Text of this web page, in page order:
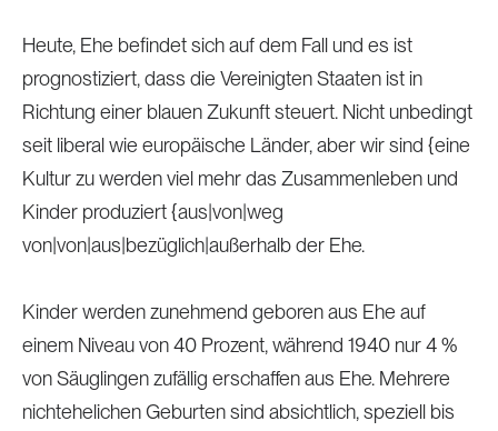
Heute, Ehe befindet sich auf dem Fall und es ist
prognostiziert, dass die Vereinigten Staaten ist in
Richtung einer blauen Zukunft steuert. Nicht unbedingt
seit liberal wie europäische Länder, aber wir sind {eine
Kultur zu werden viel mehr das Zusammenleben und
Kinder produziert {aus|von|weg
von|von|aus|bezüglich|außerhalb der Ehe.
Kinder werden zunehmend geboren aus Ehe auf
einem Niveau von 40 Prozent, während 1940 nur 4 %
von Säuglingen zufällig erschaffen aus Ehe. Mehrere
nichtehelichen Geburten sind absichtlich, speziell bis